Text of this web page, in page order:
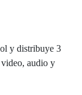
y distribuye 3
audio y